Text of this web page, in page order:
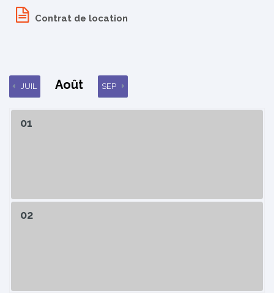
Contrat de location
JUIL Août SEP
01
02